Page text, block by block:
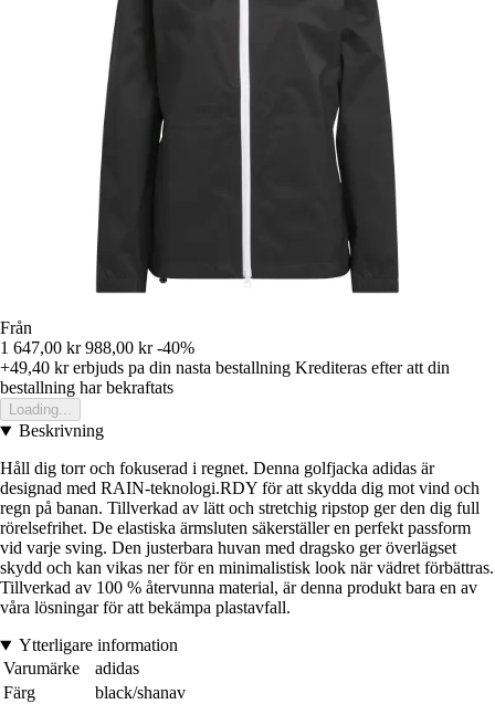
Från
1 647,00 kr 988,00 kr -40%
+49,40 krerbjuds pa din nasta bestallning Krediteras efter att din
bestallning har bekraftats
Loading...
Beskrivning
Håll dig torr och fokuserad i regnet. Denna golfjacka adidas är
designad med RAIN-teknologi.RDY för att skydda dig mot vind och
regn på banan. Tillverkad av lätt och stretchig ripstop ger den dig full
rörelsefrihet. De elastiska ärmsluten säkerställer en perfekt passform
vid varje sving. Den justerbara huvan med dragsko ger överlägset
skydd och kan vikas ner för en minimalistisk look när vädret förbättras.
Tillverkad av 100 % återvunna material, är denna produkt bara en av
våra lösningar för att bekämpa plastavfall.
Ytterligare information
Varumärke
adidas
Färg
black/shanav